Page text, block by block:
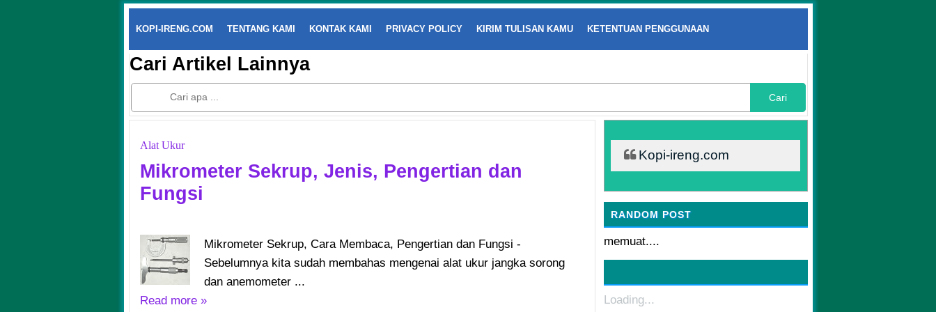
KOPI-IRENG.COM TENTANG KAMI KONTAK KAMI PRIVACY POLICY KIRIM TULISAN KAMU KETENTUAN PENGGUNAAN
Cari Artikel Lainnya
Cari
Alat Ukur
Mikrometer Sekrup, Jenis, Pengertian dan
Fungsi
Mikrometer Sekrup, Cara Membaca, Pengertian dan Fungsi -
Sebelumnya kita sudah membahas mengenai alat ukur jangka sorong
dan anemometer ...
Read more »
Kopi-ireng.com
RANDOM POST
memuat....
Loading...